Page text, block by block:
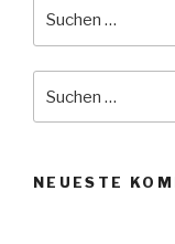
nach:
NEUESTE